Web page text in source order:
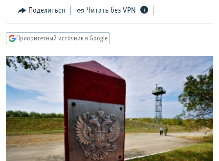
Вернутся
поиску
КУЛЬТУРА
КАВКАЗ.РЕАЛИИ
СЕВЕР.РЕАЛИИ
СИБИРЬ.РЕАЛИИ
РАСПИСАНИЕ ВЕЩАНИЯ
ПОДПИШИТЕСЬ НА РАССЫЛКУ
СОЦИАЛЬНЫЕ СЕТИ
Поделиться Читать без VPN
Приоритетный источник в Google